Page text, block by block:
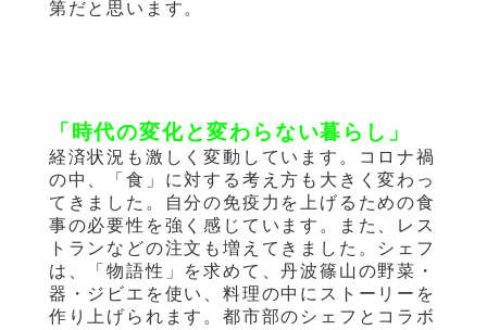
第だと思います。
「時代の変化と変わらない暮らし」
経済状況も激しく変動しています。コロナ禍
の中、「食」に対する考え方も大きく変わっ
てきました。自分の免疫力を上げるための食
事の必要性を強く感じています。また、レス
トランなどの注文も増えてきました。シェフ
は、「物語性」を求めて、丹波篠山の野菜・
器・ジビエを使い、料理の中にストーリーを
作り上げられます。都市部のシェフとコラボ